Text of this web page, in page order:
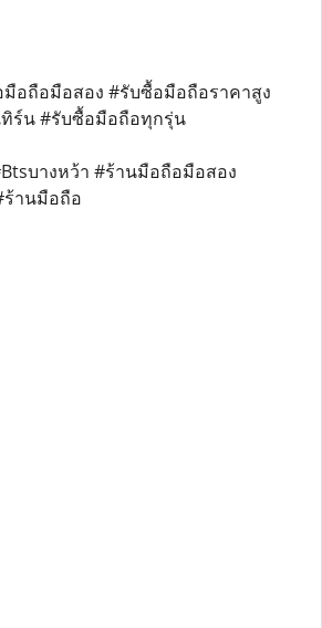
อถือมือสอง #รับซื้อมือถือราคาสูง
ร์น #รับซื้อมือถือทุกรุ่น
บางหว้า #ร้านมือถือมือสอง
ร้านมือถือ